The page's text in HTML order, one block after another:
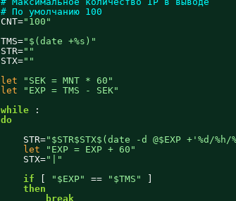
# По умолчанию 100
CNT="100"
TMS="$(date +%s)"
STR=""
STX=""
let
"SEK = MNT * 60"
let
"EXP = TMS - SEK"
while
:
do
STR="$STR$STX$(date -d @$EXP +'%d/%h/
let
"EXP = EXP + 60"
STX="|"
if
"$EXP" == "$TMS"
then
break